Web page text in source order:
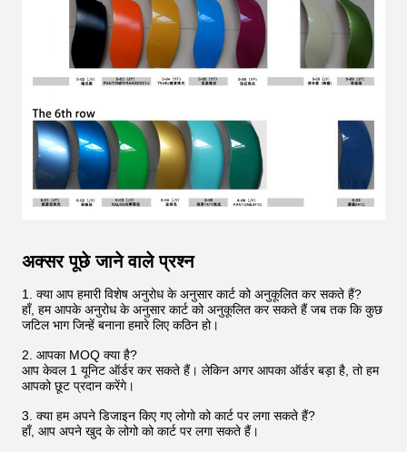
अक्सर पूछे जाने वाले प्रश्न
1. क्या आप हमारी विशेष अनुरोध के अनुसार कार्ट को अनुकूलित कर सकते हैं?
हाँ, हम आपके अनुरोध के अनुसार कार्ट को अनुकूलित कर सकते हैं जब तक कि कुछ
जटिल भाग जिन्हें बनाना हमारे लिए कठिन हो।
2. आपका MOQ क्या है?
आप केवल 1 यूनिट ऑर्डर कर सकते हैं। लेकिन अगर आपका ऑर्डर बड़ा है, तो हम
आपको छूट प्रदान करेंगे।
3. क्या हम अपने डिजाइन किए गए लोगो को कार्ट पर लगा सकते हैं?
हाँ, आप अपने खुद के लोगो को कार्ट पर लगा सकते हैं।